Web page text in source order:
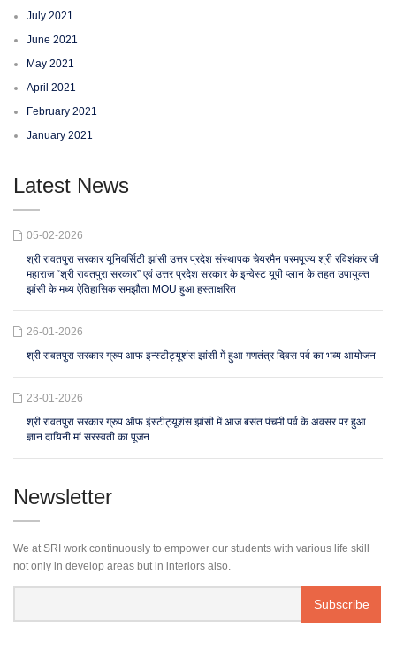
July 2021
June 2021
May 2021
April 2021
February 2021
January 2021
Latest News
05-02-2026
श्री रावतपुरा सरकार यूनिवर्सिटी झांसी उत्तर प्रदेश संस्थापक चेयरमैन परमपूज्य श्री रविशंकर जी
महाराज “श्री रावतपुरा सरकार” एवं उत्तर प्रदेश सरकार के इन्वेस्ट यूपी प्लान के तहत उपायुक्त
झांसी के मध्य ऐतिहासिक समझौता MOU हुआ हस्ताक्षरित
26-01-2026
श्री रावतपुरा सरकार ग्रुप आफ इन्स्टीट्यूशंस झांसी में हुआ गणतंत्र दिवस पर्व का भव्य आयोजन
23-01-2026
श्री रावतपुरा सरकार ग्रुप ऑफ इंस्टीट्यूशंस झांसी में आज बसंत पंचमी पर्व के अवसर पर हुआ
ज्ञान दायिनी मां सरस्वती का पूजन
Newsletter
We at SRI work continuously to empower our students with various life skill
not only in develop areas but in interiors also.